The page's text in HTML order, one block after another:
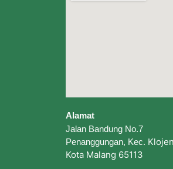
Alamat
Jalan Bandung No.7
Penanggungan, Kec.
Kota Malang 65113